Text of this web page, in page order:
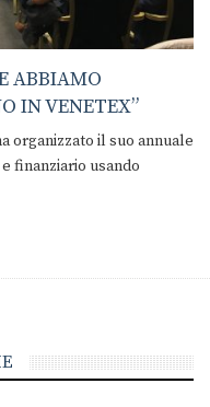
ABBIAMO
IN VENETEX”
organizzato il suo annuale
finanziario usando